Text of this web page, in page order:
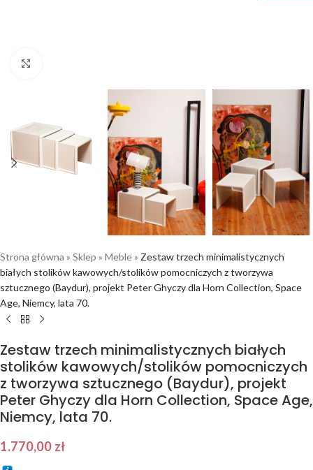
Strona główna » Sklep » Meble» Zestaw trzech minimalistycznych
białych stolików kawowych/stolików pomocniczych z tworzywa
sztucznego (Baydur), projekt Peter Ghyczy dla Horn Collection, Space
Age, Niemcy, lata 70.
Zestaw trzech minimalistycznych białych
stolików kawowych/stolików pomocniczych
z tworzywa sztucznego (Baydur), projekt
Peter Ghyczy dla Horn Collection, Space Age,
Niemcy, lata 70.
1.770,00 zł